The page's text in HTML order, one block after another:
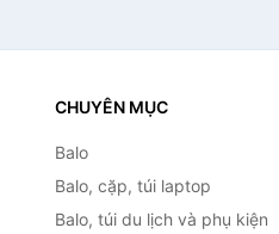
CHUYÊN MỤC
Balo
Balo, cặp, túi laptop
Balo, túi du lịch và phụ kiện